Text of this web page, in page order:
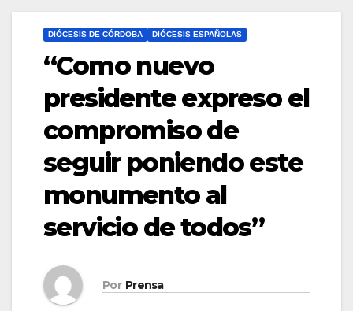
DIÓCESIS DE CÓRDOBA DIÓCESIS ESPAÑOLAS
“Como nuevo
presidente expreso el
compromiso de
seguir poniendo este
monumento al
servicio de todos”
Por Prensa